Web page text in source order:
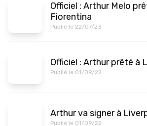
Officiel : Arthur Melo
Fiorentina
Publié le 22/07/23
Officiel : Arthur prêté à
Publié le 01/09/22
Arthur va signer à
Publié le 01/09/22